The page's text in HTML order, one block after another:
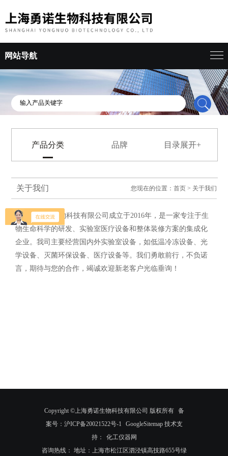
网站导航
产品分类 品牌 目录展开+
关于我们 您现在的位置： 首页> 关于我们
上海勇诺生物科技有限公司成立于2016年，是一家专注于生
物生命科学的研发、实验室医疗设备和整体装修方案的集成化
企业。我司主要经营国内外实验室设备，如低温冷冻设备、光
学设备、灭菌环保设备、医疗设备等。我们勇敢前行，不负诺
言，期待与您的合作，竭诚欢迎新老客户光临垂询！
Copyright ©上海勇诺生物科技有限公司 版权所有 备
案号：沪ICP备20021522号-1
GoogleSitemap技术支
持：
化工仪器网
咨询热线： 地址：上海市松江区泗泾镇高技路655号绿